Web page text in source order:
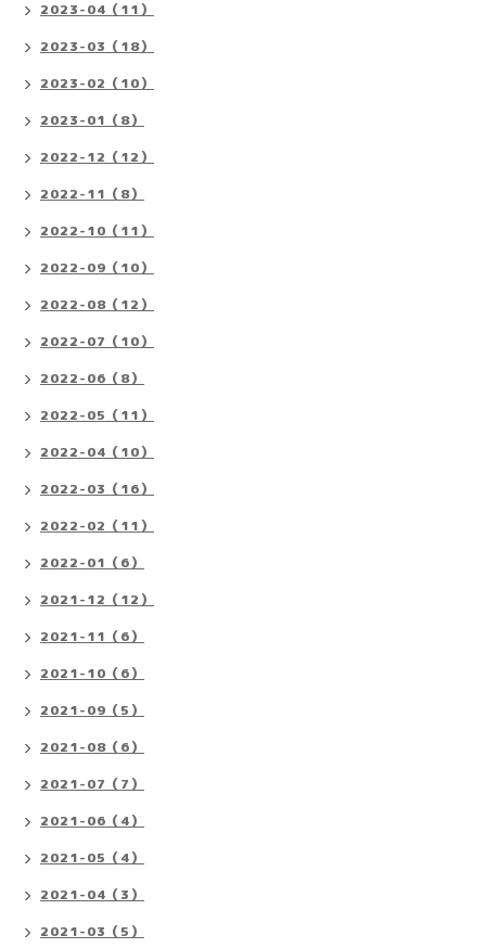
2023-04（11）
2023-03（18）
2023-02（10）
2023-01（8）
2022-12（12）
2022-11（8）
2022-10（11）
2022-09（10）
2022-08（12）
2022-07（10）
2022-06（8）
2022-05（11）
2022-04（10）
2022-03（16）
2022-02（11）
2022-01（6）
2021-12（12）
2021-11（6）
2021-10（6）
2021-09（5）
2021-08（6）
2021-07（7）
2021-06（4）
2021-05（4）
2021-04（3）
2021-03（5）